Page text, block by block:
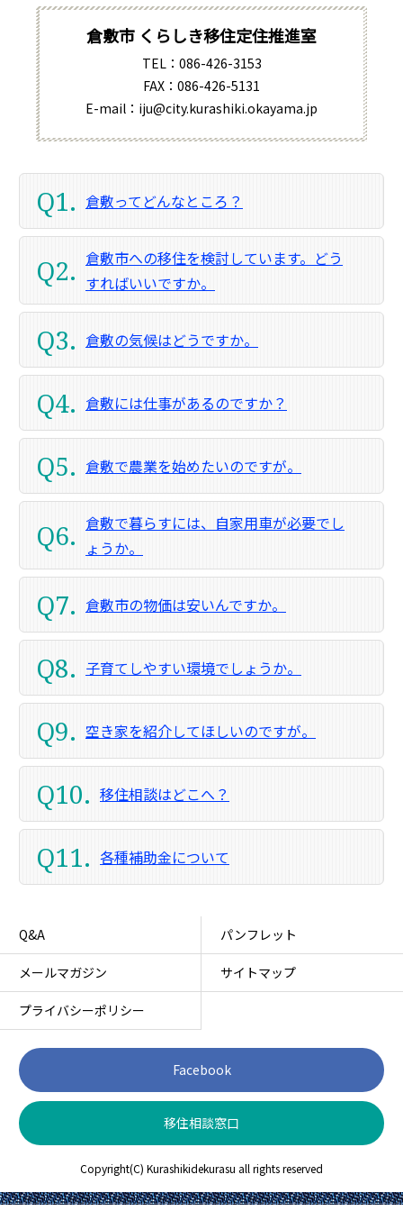
倉敷市 くらしき移住定住推進室
TEL：086-426-3153
FAX：086-426-5131
E-mail：iju@city.kurashiki.okayama.jp
Q1. 倉敷ってどんなところ？
Q2. 倉敷市への移住を検討しています。どう
すればいいですか。
Q3. 倉敷の気候はどうですか。
Q4. 倉敷には仕事があるのですか？
Q5. 倉敷で農業を始めたいのですが。
Q6. 倉敷で暮らすには、自家用車が必要でし
ょうか。
Q7. 倉敷市の物価は安いんですか。
Q8. 子育てしやすい環境でしょうか。
Q9. 空き家を紹介してほしいのですが。
Q10. 移住相談はどこへ？
Q11. 各種補助金について
Q&A パンフレット
メールマガジン サイトマップ
プライバシーポリシー
Facebook
移住相談窓口
Copyright(C) Kurashikidekurasu all rights reserved